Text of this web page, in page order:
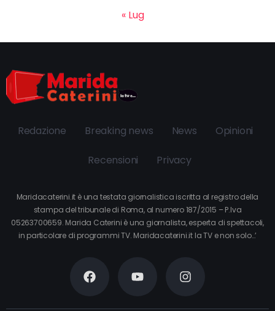
« Lug
Redazione Breaking news News Opinioni
Recensioni Privacy
Maridacaterini.it è una testata giornalistica iscritta al registro della
stampa del tribunale di Roma, al numero 187/2015 – P.Iva
05263700659. Marida Caterini è una giornalista, esperta di spettacoli,
in particolare di programmi TV. Maridacaterini.it la TV e non solo…’